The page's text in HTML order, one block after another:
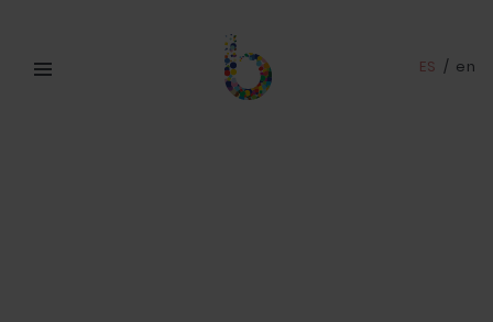
ES / en